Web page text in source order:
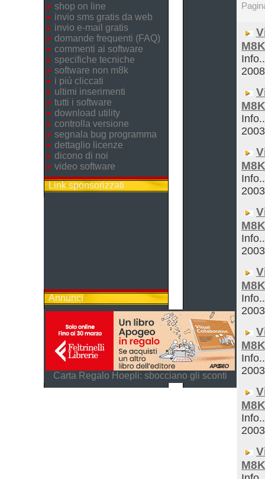
shop on line
invio sms gratis da web
invio e-mail gratis
domande frequenti (FAQ)
commenti ai software
specifiche tecniche
software non m8k
i più cliccati
ultimi inserimenti
tutti i software
download utility
controlla versione
segnala bug programma
dettaglio licenze
dicono di noi
video software
Link sponsorizzati
Annunci
Carta Regalo Hoepli: sbocciano gli sconti
2008
2003
2003
2003
2003
2003
2003